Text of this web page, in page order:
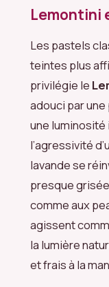
Lemontini
Les pastels
teintes plus
privilégie le
adouci par
une luminosité
l’agressivité
lavande se
presque
comme aux
agissent
la lumière
et frais à la